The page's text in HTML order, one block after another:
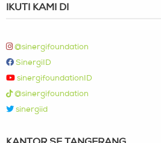
IKUTI KAMI DI
@sinergifoundation
SinergiID
sinergifoundationID
@sinergifoundation
sinergiid